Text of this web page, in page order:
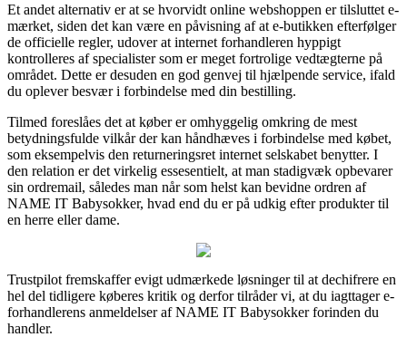
Et andet alternativ er at se hvorvidt online webshoppen er tilsluttet e-
mærket, siden det kan være en påvisning af at e-butikken efterfølger
de officielle regler, udover at internet forhandleren hyppigt
kontrolleres af specialister som er meget fortrolige vedtægterne på
området. Dette er desuden en god genvej til hjælpende service, ifald
du oplever besvær i forbindelse med din bestilling.
Tilmed foreslåes det at køber er omhyggelig omkring de mest
betydningsfulde vilkår der kan håndhæves i forbindelse med købet,
som eksempelvis den returneringsret internet selskabet benytter. I
den relation er det virkelig essesentielt, at man stadigvæk opbevarer
sin ordremail, således man når som helst kan bevidne ordren af
NAME IT Babysokker, hvad end du er på udkig efter produkter til
en herre eller dame.
Trustpilot fremskaffer evigt udmærkede løsninger til at dechifrere en
hel del tidligere køberes kritik og derfor tilråder vi, at du iagttager e-
forhandlerens anmeldelser af NAME IT Babysokker forinden du
handler.